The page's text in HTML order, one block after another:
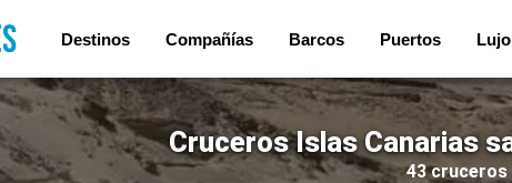
Destinos Compañías Barcos Puertos Lujo
Cruceros Islas Canarias
43